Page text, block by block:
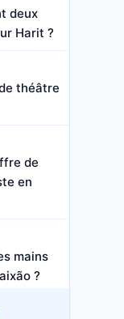
deux
Harit ?
théâtre
de
en
mains
?